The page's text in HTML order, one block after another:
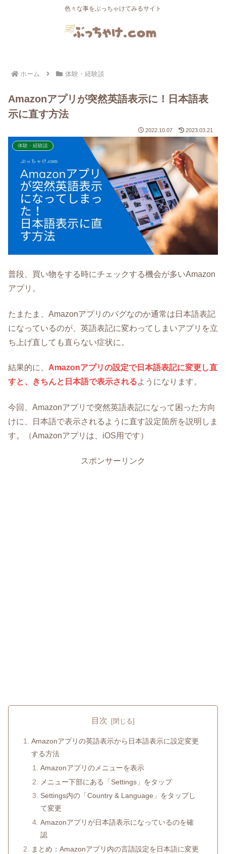
色々な事をぶっちゃけてみるサイト
ホーム 体験・経験談
Amazonアプリが突然英語表示に！日本語表
示に直す方法
2022.10.07 2023.03.21
体験・経験談
普段、買い物をする時にチェックする機会が多いAmazon
アプリ。
たまたま、Amazonアプリのバグなのか通常は日本語表記
になっているのが、英語表記に変わってしまいアプリを立
ち上げ直しても直らない症状に。
結果的に、 Amazonアプリの設定で日本語表記に変更し直
すと、きちんと日本語で表示されるようになります。
今回、Amazonアプリで突然英語表記になって困った方向
けに、日本語で表示されるように直す設定箇所を説明しま
す。（Amazonアプリは、iOS用です）
スポンサーリンク
目次
Amazonアプリの英語表示から日本語表示に設定変更
する方法
Amazonアプリのメニューを表示
メニュー下部にある「Settings」をタップ
Settings内の「Country & Language」をタップし
て変更
Amazonアプリが日本語表示になっているのを確
認
まとめ：Amazonアプリ内の言語設定を日本語に変更